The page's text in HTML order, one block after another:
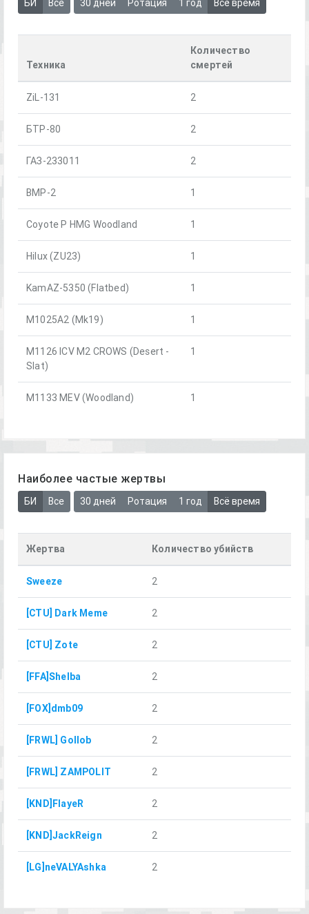
БИ Все 30 дней Ротация 1 год Всё время
Техника
Количество
смертей
ZiL-131 2
БТР-80 2
ГАЗ-233011 2
BMP-2 1
Coyote P HMG Woodland 1
Hilux (ZU23) 1
KamAZ-5350 (Flatbed) 1
M1025A2 (Mk19) 1
M1126 ICV M2 CROWS (Desert -
Slat)
1
M1133 MEV (Woodland) 1
Наиболее частые жертвы
БИ Все 30 дней Ротация 1 год Всё время
Жертва Количество убийств
Sweeze 2
[CTU] Dark Meme 2
[CTU] Zote 2
[FFA]Shelba 2
[FOX]dmb09 2
[FRWL] Gollob 2
[FRWL] ZAMPOLIT 2
[KND]FlayeR 2
[KND]JackReign 2
[LG]neVALYAshka 2